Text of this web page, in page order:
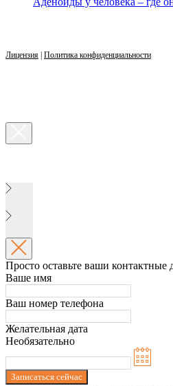
Лицензия Политика конфиденциальности
Просто оставьте ваши контактные
Ваше имя
Ваш номер телефона
Желательная дата
Необязательно
Записаться сейчас